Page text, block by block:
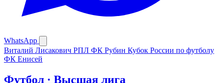
WhatsApp
Виталий Лисакович РПЛ ФК Рубин Кубок России по футболу
ФК Енисей
Футбол · Высшая лига